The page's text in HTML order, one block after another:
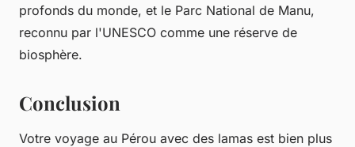
profonds du monde, et le Parc National de Manu,
reconnu par l'UNESCO comme une réserve de
biosphère.
Conclusion
Votre voyage au Pérou avec des lamas est bien plus